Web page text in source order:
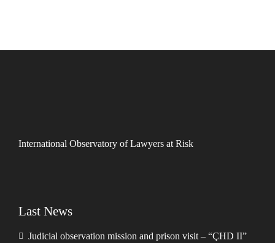
International Observatory of Lawyers at Risk
Last News
Judicial observation mission and prison visit – “ÇHD II”